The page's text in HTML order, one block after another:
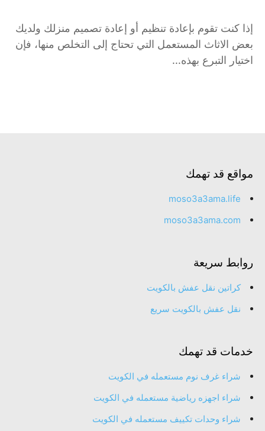
إذا كنت تقوم بإعادة تنظيم أو إعادة تصميم منزلك ولديك
بعض الاثاث المستعمل التي تحتاج إلى التخلص منها، فإن
اختيار التبرع بهذه...
مواقع قد تهمك
moso3a3ama.life
moso3a3ama.com
روابط سريعة
كراتين نقل عفش بالكويت
نقل عفش بالكويت سريع
خدمات قد تهمك
شراء غرف نوم مستعمله في الكويت
شراء اجهزه رياضية مستعمله في الكويت
شراء وحدات تكييف مستعمله في الكويت